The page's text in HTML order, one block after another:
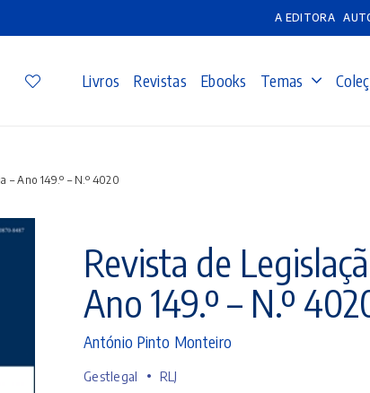
A EDITORA
Livros Revistas Ebooks Temas
– Ano 149.º – N.º 4020
Revista de
Ano 149.º – N.º
António Pinto Monteiro
Gestlegal • RLJ